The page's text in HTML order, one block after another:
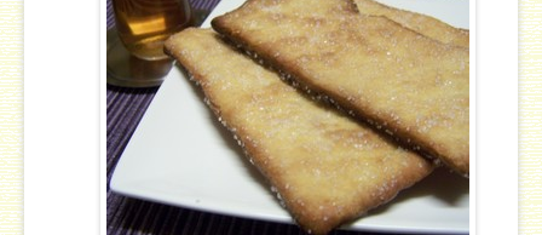
Salades
Sauces
Soupes & Potages
Trucs & Astuces